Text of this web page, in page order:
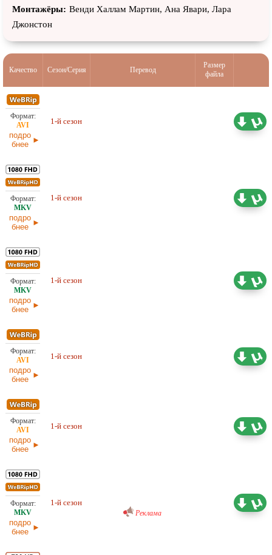
Монтажёры: Венди Халлам Мартин, Ана Явари, Лара
Джонстон
Качество Сезон/Серия Перевод
Размер
файла
подро
бнее
1-й сезон
подро
бнее
1-й сезон
подро
бнее
1-й сезон
подро
бнее
1-й сезон
подро
бнее
1-й сезон
подро
бнее
1-й сезон
Реклама